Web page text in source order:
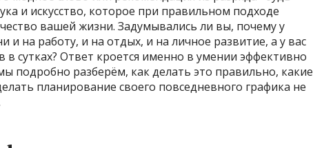
и искусство, которое при правильном подходе
вашей жизни. Задумывались ли вы, почему у
и на работу, и на отдых, и на личное развитие, а у вас
в сутках? Ответ кроется именно в умении эффективно
подробно разберём, как делать это правильно, какие
планирование своего повседневного графика не